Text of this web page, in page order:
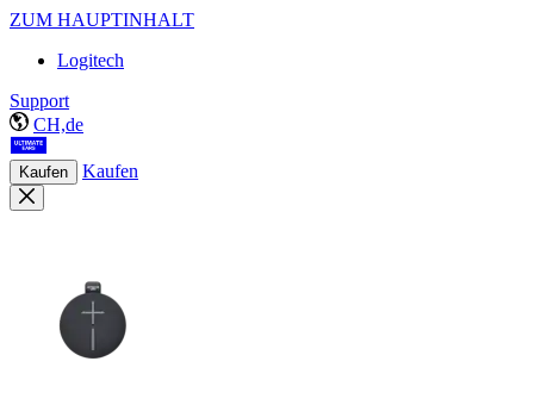
ZUM HAUPTINHALT
Logitech
Support
CH,de
Kaufen Kaufen